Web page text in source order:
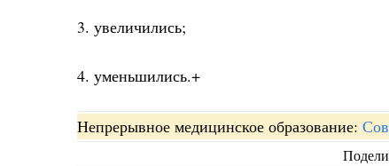
3. увеличились;
4. уменьшились.+
Непрерывное медицинское образование: